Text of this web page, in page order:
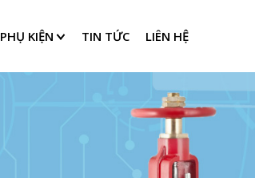
PHỤ KIỆN TIN TỨC LIÊN HỆ